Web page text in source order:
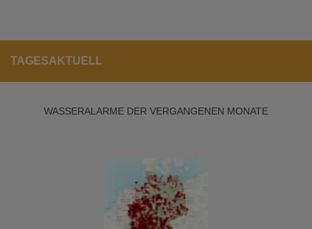
TAGESAKTUELL
WASSERALARME DER VERGANGENEN MONATE